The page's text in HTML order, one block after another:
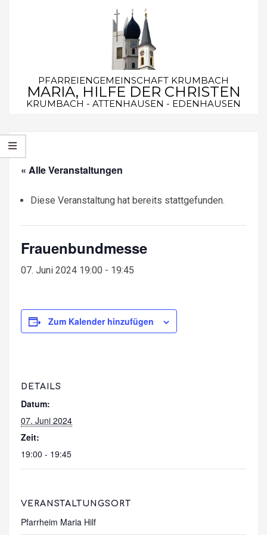
PFARREIENGEMEINSCHAFT KRUMBACH
MARIA, HILFE DER CHRISTEN
KRUMBACH - ATTENHAUSEN - EDENHAUSEN
Navigation
Menu
« Alle Veranstaltungen
Diese Veranstaltung hat bereits stattgefunden.
Frauenbundmesse
07. Juni 2024 19:00 - 19:45
Zum Kalender hinzufügen
DETAILS
Datum:
07. Juni 2024
Zeit:
19:00 - 19:45
VERANSTALTUNGSORT
Pfarrheim Maria Hilf